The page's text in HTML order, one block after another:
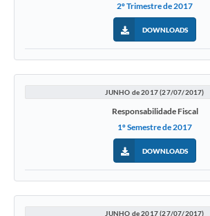
2º Trimestre de 2017
DOWNLOADS
JUNHO de 2017 (27/07/2017)
Responsabilidade Fiscal
1º Semestre de 2017
DOWNLOADS
JUNHO de 2017 (27/07/2017)